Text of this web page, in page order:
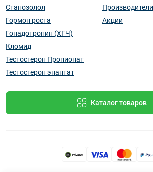
Станозолол
Гормон роста
Гонадотропин (ХГЧ)
Кломид
Тестостерон Пропионат
Тестостерон энантат
Производители
Акции
Каталог товаров